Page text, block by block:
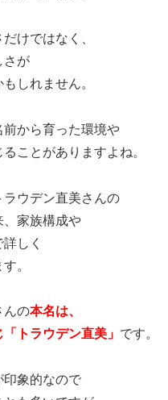
けではなく、
さが
しれません。
から育った環境や
ことがありますよね。
ラウデン直美さんの
、家族構成や
しく
。
んの本名は、
トラウデン直美」 です。
印象的なので